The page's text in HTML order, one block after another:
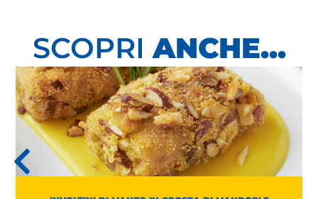
SCOPRIANCHE...